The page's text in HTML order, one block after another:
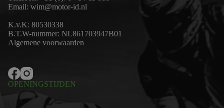
Email: wim@motor-id.nl
K.v.K: 80530338
B.T.W-nummer: NL861703947B01
Algemene voorwaarden
OPENINGSTIJDEN